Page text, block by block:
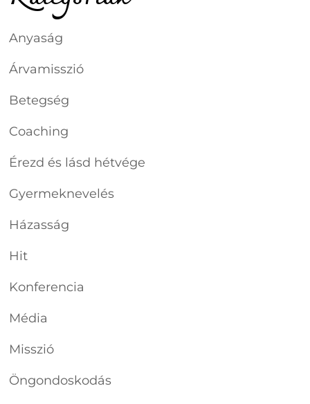
Anyaság
Árvamisszió
Betegség
Coaching
Érezd és lásd hétvége
Gyermeknevelés
Házasság
Hit
Konferencia
Média
Misszió
Öngondoskodás